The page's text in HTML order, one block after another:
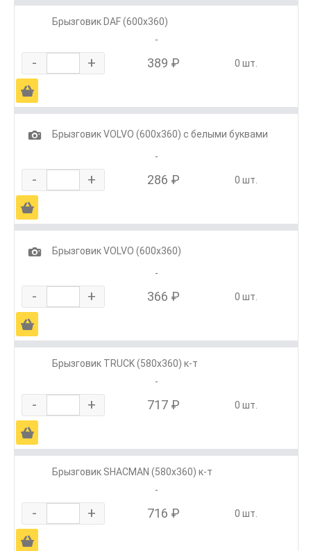
Брызговик DAF (600х360)
-
- + 389 ₽ 0 шт.
Ä
1
Брызговик VOLVO (600х360) с белыми буквами
-
- + 286 ₽ 0 шт.
Ä
1
Брызговик VOLVO (600х360)
-
- + 366 ₽ 0 шт.
Ä
Брызговик TRUCK (580х360) к-т
-
- + 717 ₽ 0 шт.
Ä
Брызговик SHACMAN (580х360) к-т
-
- + 716 ₽ 0 шт.
Ä